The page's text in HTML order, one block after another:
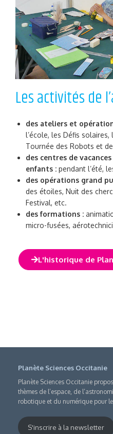
Les activités de
des ateliers et
l’école, les Défis
Tournée des Robots et de
des centres de
enfants : pendant l’été,
des opérations grand
des étoiles, Nuit des
Festival, etc.
des formations :
micro-fusées,
L'historique de
Planète Sciences Occitanie
Planète Sciences Occitanie
thèmes de l’espace, de
robotique et du numérique pour
S'inscrire à la newsletter